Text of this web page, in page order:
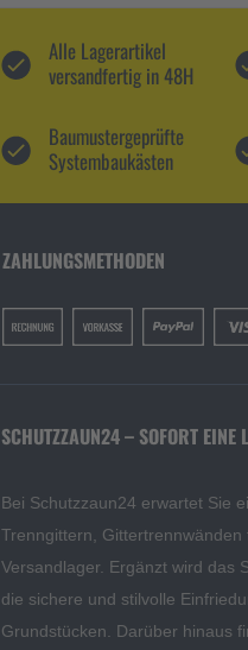
Alle Lagerartikel
versandfertig in 48H
Baumustergeprüfte
Systembaukästen
ZAHLUNGSMETHODEN
SCHUTZZAUN24 – SOFORT EINE
Bei Schutzzaun24 erwartet Sie
Trenngittern,
Versandlager. Ergänzt wird das
die sichere und stilvolle
Grundstücken. Darüber hinaus